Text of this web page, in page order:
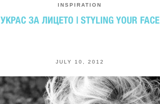
INSPIRATION
УКРАС ЗА ЛИЦЕТО | STYLING YOUR FACE
JULY 10, 2012